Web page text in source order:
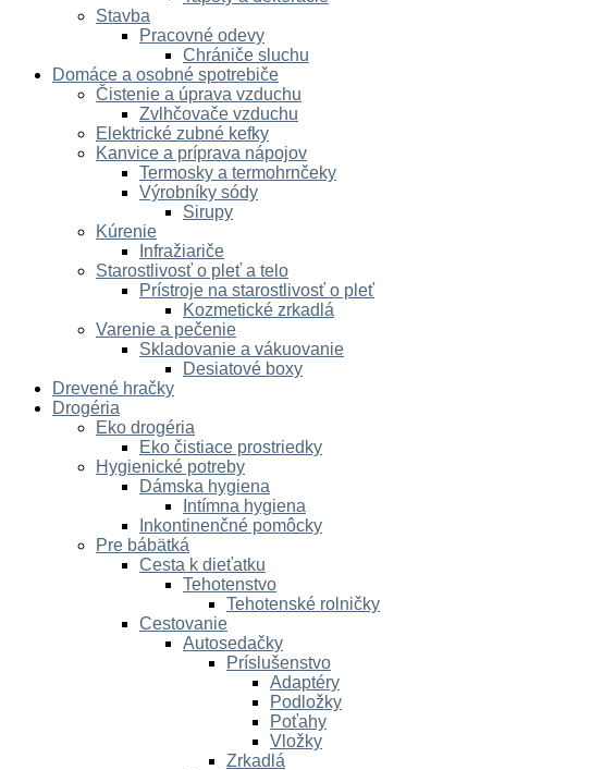
Stavba
Pracovné odevy
Chrániče sluchu
Domáce a osobné spotrebiče
Čistenie a úprava vzduchu
Zvlhčovače vzduchu
Elektrické zubné kefky
Kanvice a príprava nápojov
Termosky a termohrnčeky
Výrobníky sódy
Sirupy
Kúrenie
Infražiariče
Starostlivosť o pleť a telo
Prístroje na starostlivosť o pleť
Kozmetické zrkadlá
Varenie a pečenie
Skladovanie a vákuovanie
Desiatové boxy
Drevené hračky
Drogéria
Eko drogéria
Eko čistiace prostriedky
Hygienické potreby
Dámska hygiena
Intímna hygiena
Inkontinenčné pomôcky
Pre bábätká
Cesta k dieťatku
Tehotenstvo
Tehotenské rolničky
Cestovanie
Autosedačky
Príslušenstvo
Adaptéry
Podložky
Poťahy
Vložky
Zrkadlá